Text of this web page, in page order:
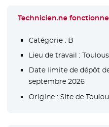
Technicien.ne
Catégorie : B
Lieu de travail :
Date limite de dépôt
septembre 2026
Origine : Site de